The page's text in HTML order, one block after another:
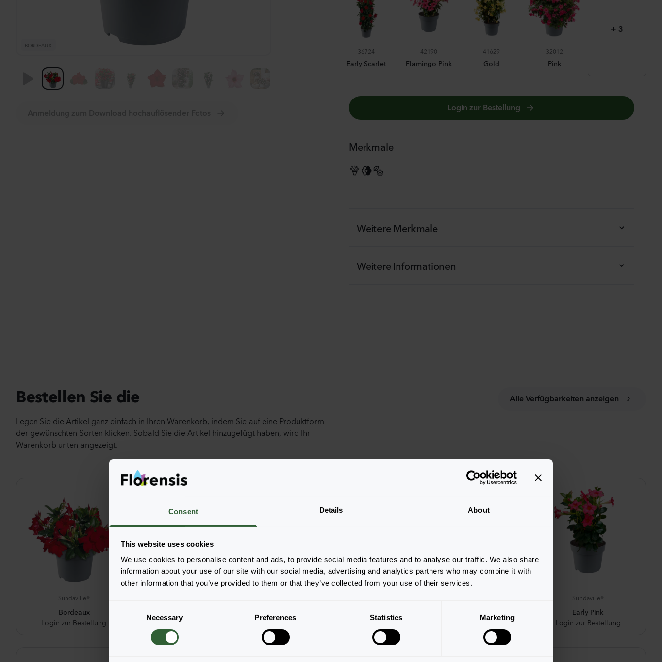
Consent Details About
This website uses cookies
We use cookies to personalise content and ads, to provide social media features and to analyse our traffic. We also share
information about your use of our site with our social media, advertising and analytics partners who may combine it with
other information that you’ve provided to them or that they’ve collected from your use of their services.
Necessary Preferences Statistics Marketing
BORDEAUX
36724
Early Scarlet
42190
Flamingo Pink
41629
Gold
32012
Pink
+ 3
Login zur Bestellung
Merkmale
Weitere Merkmale
Weitere Informationen
Bestellen Sie die
Legen Sie die Artikel ganz einfach in Ihren Warenkorb, indem Sie auf eine Produktform
der gewünschten Sorten klicken. Sobald Sie die Artikel hinzugefügt haben, wird Ihr
Warenkorb unten angezeigt.
Alle Verfügbarkeiten anzeigen
Sundaville®
Bordeaux
Login zur Bestellung
Login zur Bestellung
Login zur Bestellung
Sundaville®
Early Pink
Login zur Bestellung